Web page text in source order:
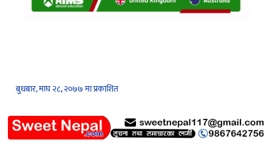
बुधबार, माघ २८, २०७७ मा प्रकाशित